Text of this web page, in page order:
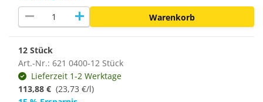
remove add Warenkorb
12 Stück
Art.-Nr.: 621 0400-12 Stück
Lieferzeit 1-2 Werktage
113,88 € (23,73 €/l)